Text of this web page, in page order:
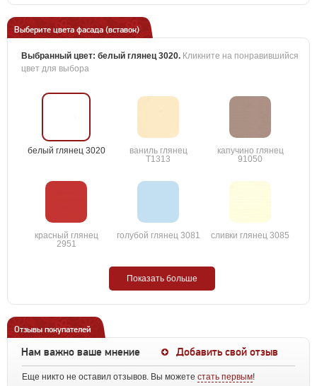
Выберите цвета фасада (вставок)
Выбранный цвет: белый глянец 3020. Кликните на понравившийся
цвет для выбора
белый глянец 3020
ваниль глянец
T1313
капучино глянец
91050
красный глянец
2951
голубой глянец 3081 сливки глянец 3085
Показать больше
Отзывы покупателей
Нам важно ваше мнение Добавить свой отзыв
Еще никто не оставил отзывов. Вы можете стать первым!